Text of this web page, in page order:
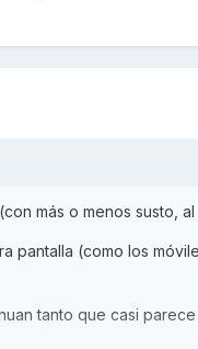
más o menos susto,
pantalla (como los
tanto que casi